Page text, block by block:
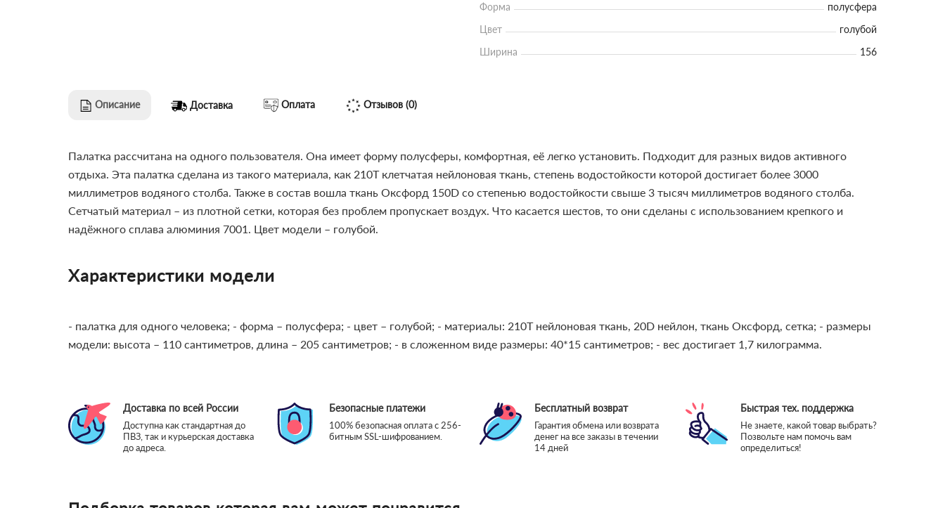
Форма
полусфера
Цвет
голубой
Ширина
156
Описание Доставка Оплата Отзывов (0)
Палатка рассчитана на одного пользователя. Она имеет форму полусферы, комфортная, её легко установить. Подходит для разных видов активного
отдыха. Эта палатка сделана из такого материала, как 210Т клетчатая нейлоновая ткань, степень водостойкости которой достигает более 3000
миллиметров водяного столба. Также в состав вошла ткань Оксфорд 150D со степенью водостойкости свыше 3 тысяч миллиметров водяного столба.
Сетчатый материал – из плотной сетки, которая без проблем пропускает воздух. Что касается шестов, то они сделаны с использованием крепкого и
надёжного сплава алюминия 7001. Цвет модели – голубой.
Характеристики модели
- палатка для одного человека; - форма – полусфера; - цвет – голубой; - материалы: 210T нейлоновая ткань, 20D нейлон, ткань Оксфорд, сетка; - размеры
модели: высота – 110 сантиметров, длина – 205 сантиметров; - в сложенном виде размеры: 40*15 сантиметров; - вес достигает 1,7 килограмма.
Доставка по всей России
Доступна как стандартная до
ПВЗ, так и курьерская доставка
до адреса.
Безопасные платежи
100% безопасная оплата с 256-
битным SSL-шифрованием.
Бесплатный возврат
Гарантия обмена или возврата
денег на все заказы в течении
14 дней
Быстрая тех. поддержка
Не знаете, какой товар выбрать?
Позвольте нам помочь вам
определиться!